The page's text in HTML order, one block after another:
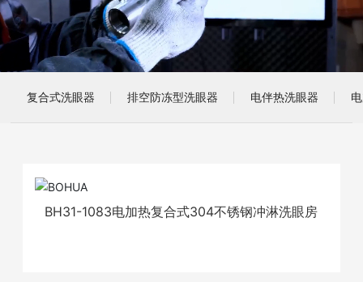
复合式洗眼器 排空防冻型洗眼器 电伴热洗眼器
BH31-1083电加热复合式304不锈钢冲淋洗眼房